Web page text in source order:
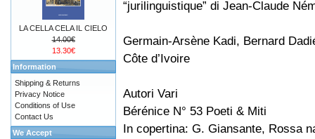
“jurilinguistique” di Jean-Claude
Germain-Arsène Kadi, Bernard
Côte d’Ivoire
Autori Vari
Bérénice N° 53 Poeti & Miti
In copertina: G. Giansante, Rossa
LA CELLA CELA IL CIELO
14.00€
13.30€
Information
Shipping & Returns
Privacy Notice
Conditions of Use
Contact Us
We Accept